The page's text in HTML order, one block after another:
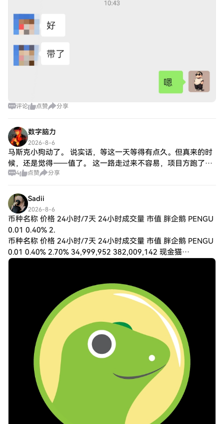
评论 点赞 分享
数字脑力
2026-8-6
马斯克小狗动了。 说实话，等这一天等得有点久。但真来的时
候，还是觉得——值了。 这一路走过来不容易，项目方跑了，
市场冷了，很多人走了。但总有一群人没走，就那么蹲在那
4 点赞 分享
Sadii
2026-8-6
币种名称 价格 24小时/7天 24小时成交量 市值 胖企鹅 PENGU
0.01 0.40% 2.
币种名称 价格 24小时/7天 24小时成交量 市值 胖企鹅 PENGU
0.01 0.40% 2.70% 34,999,952 382,009,142 现金猫
CASHCAT 0.09 24.50%